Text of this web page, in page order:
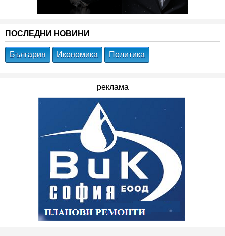
ПОСЛЕДНИ НОВИНИ
България Икономика Политика
реклама